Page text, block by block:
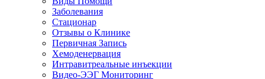
Заболевания
Стационар
Отзывы о Клинике
Первичная Запись
Хемоденервация
Интравитреальные инъекции
Видео-ЭЭГ Мониторинг